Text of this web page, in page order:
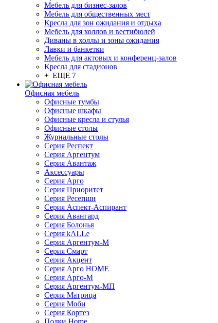
Мебель для бизнес-залов
Мебель для общественных мест
Кресла для зон ожидания и отдыха
Мебель для холлов и вестибюлей
Диваны в холлы и зоны ожидания
Лавки и банкетки
Мебель для актовых и конференц-залов
Кресла для стадионов
+ ЕЩЕ 7
Офисная мебель
Офисные тумбы
Офисные шкафы
Офисные кресла и стулья
Офисные столы
Журнальные столы
Серия Респект
Серия Аргентум
Серия Авантаж
Аксессуары
Серия Арго
Серия Приоритет
Серия Ресепшн
Серия Аспект-Аспирант
Серия Авангард
Серия Болонья
Серия kALLe
Серия Аргентум-М
Серия Смарт
Серия Акцент
Серия Арго HOME
Серия Арго-М
Серия Аргентум-МП
Серия Матрица
Серия Моби
Серия Кортез
Полки Home